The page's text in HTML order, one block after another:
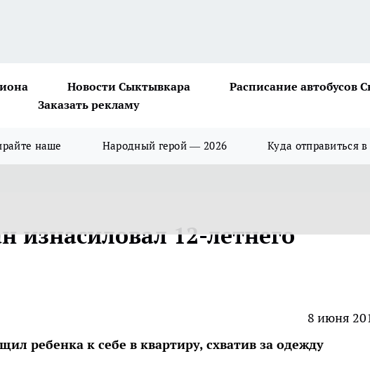
Новости Сыктывкара
Расписание автобусов
Заказать рекламу
наше Народный герой — 2026 Куда отправиться в
изнасиловал 12-летнего
8 июня
ребенка к себе в квартиру, схватив за одежду